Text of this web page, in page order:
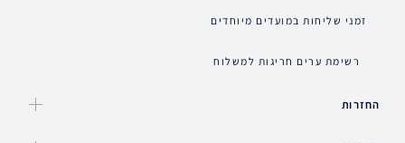
זמני שליחות במועדים מיוחדים
רשימת ערים חריגות למשלוח
החזרות